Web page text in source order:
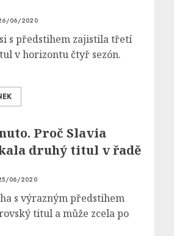
06/2020
s předstihem zajistila třetí
v horizontu čtyř sezón.
Proč Slavia
druhý titul v řadě
06/2020
s výrazným předstihem
titul a může zcela po